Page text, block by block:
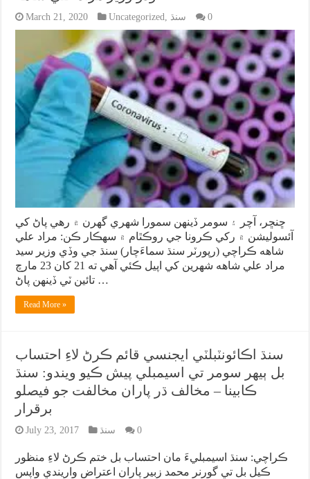
March 21, 2020 Uncategorized سنڌ 0
ڇنڇر، آچر ۽ سومر ڏينهن سمورا شهري گهرن ۾ رهي پاڻ کي
آئسوليشن ۾ رکي ڪرونا جي روڪٿام ۾ سهڪار ڪن: مراد علي
شاهه ڪراچي (رپورٽر سنڌ سماءَچار) سنڌ جي وڏي وزير سيد
مراد علي شاهه شهرين کي اپيل ڪئي آهي ته 21 کان 23 مارچ
تائين ٽي ڏينهن پاڻ …
Read More »
سنڌ اڪائونٽبلٽي ايجنسي قائم ڪرڻ لاءِ احتساب
بل ٻيهر سومر تي اسيمبلي پيش ڪيو ويندو: سنڌ
ڪابينا – مخالف ڌر پاران مخالفت جو فيصلو
برقرار
July 23, 2017 سنڌ 0
ڪراچي: سنڌ اسيمبليءَ مان احتساب بل ختم ڪرڻ لاءِ منظور
ڪيل بل تي گورنر محمد زبير پاران اعتراض واريندي واپس